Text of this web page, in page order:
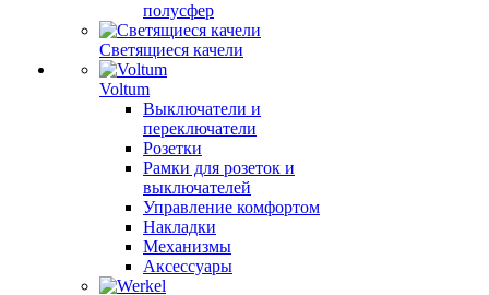
полусфер
Светящиеся качели
Voltum
Выключатели и
переключатели
Розетки
Рамки для розеток и
выключателей
Управление комфортом
Накладки
Механизмы
Аксессуары